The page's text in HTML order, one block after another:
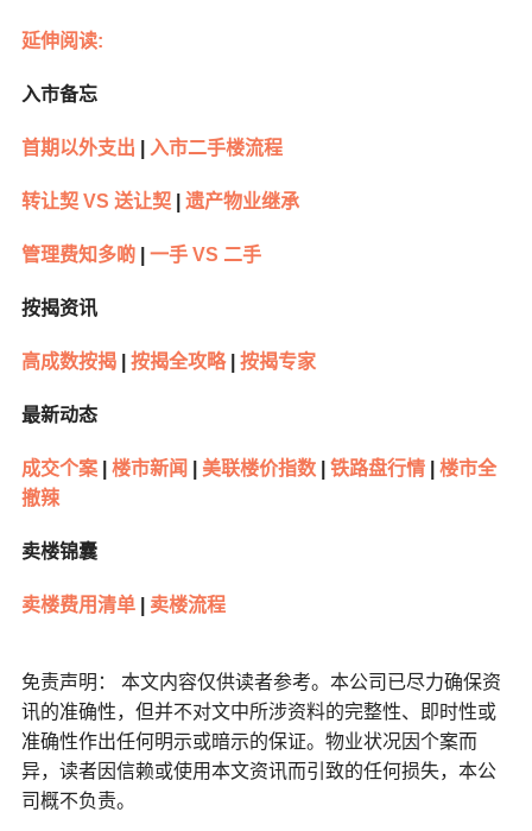
延伸阅读:
入市备忘
首期以外支出 入市二手楼流程
转让契 VS 送让契| 遗产物业继承
管理费知多啲| 一手 VS 二手
按揭资讯
高成数按揭| 按揭全攻略| 按揭专家
最新动态
成交个案| 楼市新闻 美联楼价指数| 铁路盘行情|
楼市全
撤辣
卖楼锦囊
卖楼费用清单| 卖楼流程
免责声明： 本文内容仅供读者参考。本公司已尽力确保资
讯的准确性，但并不对文中所涉资料的完整性、即时性或
准确性作出任何明示或暗示的保证。物业状况因个案而
异，读者因信赖或使用本文资讯而引致的任何损失，本公
司概不负责。